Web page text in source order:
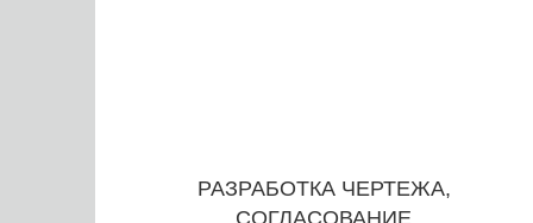
РАЗРАБОТКА ЧЕРТЕЖА,
СОГЛАСОВАНИЕ